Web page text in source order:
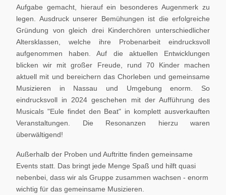
Aufgabe gemacht, hierauf ein besonderes Augenmerk zu
legen. Ausdruck unserer Bemühungen ist die erfolgreiche
Gründung von gleich drei Kinderchören unterschiedlicher
Altersklassen, welche ihre Probenarbeit eindrucksvoll
aufgenommen haben. Auf die aktuellen Entwicklungen
blicken wir mit großer Freude, rund 70 Kinder machen
aktuell mit und bereichern das Chorleben und gemeinsame
Musizieren in Nassau und Umgebung enorm. So
eindrucksvoll in 2024 geschehen mit der Aufführung des
Musicals "Eule findet den Beat" in komplett ausverkauften
Veranstaltungen. Die Resonanzen hierzu waren
überwältigend!
Außerhalb der Proben und Auftritte finden gemeinsame
Events statt. Das bringt jede Menge Spaß und hilft quasi
nebenbei, dass wir als Gruppe zusammen wachsen - enorm
wichtig für das gemeinsame Musizieren.